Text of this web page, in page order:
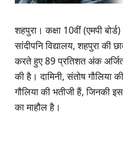
शहपुरा। कक्षा 10वीं (एमपी
सांदीपनि विद्यालय, शहपुरा की
करते हुए 89 प्रतिशत अंक
की है। दामिनी, संतोष गौलिया
गौलिया की भतीजी हैं, जिनकी
का माहौल है।